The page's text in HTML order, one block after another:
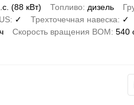
(88 кВт) Топливо дизель
✓ Трехточечная навеска
✓
Скорость вращения ВОМ 540